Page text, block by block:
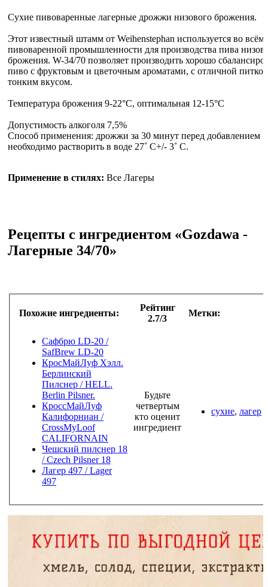
Сухие пивоваренные лагерные дрожжи низового брожения.
Этот известный штамм от Weihenstephan используется во всём
пивоваренной промышленности для производства пива
брожения. W-34/70 позволяет производить хорошо
пиво с фруктовым и цветочным ароматами, с отличной
тонким вкусом.
Температура брожения 9-22°C, оптимальная 12-15°С
Допустимость алкоголя 7,5%
Способ применения: дрожжи за 30 минут перед добавлением
необходимо растворить в воде 27˚ C+/- 3˚ C.
Применение в стилях: Все Лагеры
Рецепты с ингредиентом «Gozdawa -
Лагерные 34/70»
Похожие ингредиенты:
Рейтинг
2.7/3
Метки:
Сафбрю LD-20 /
SafBrew LD-20
КросМайЛуф Хэлл.
Берлинский
Пилснер / HELL.
Berlin Pilsner.
КроссМайЛуф
Калифорниан /
CrossMyLoof
CALIFORNAIN
Чешский пилснер 18
/ Czech Pilsner 18
Лагер 497 / Lager
497
Будьте
четвертым
кто оценит
ингредиент
сухие, лагер